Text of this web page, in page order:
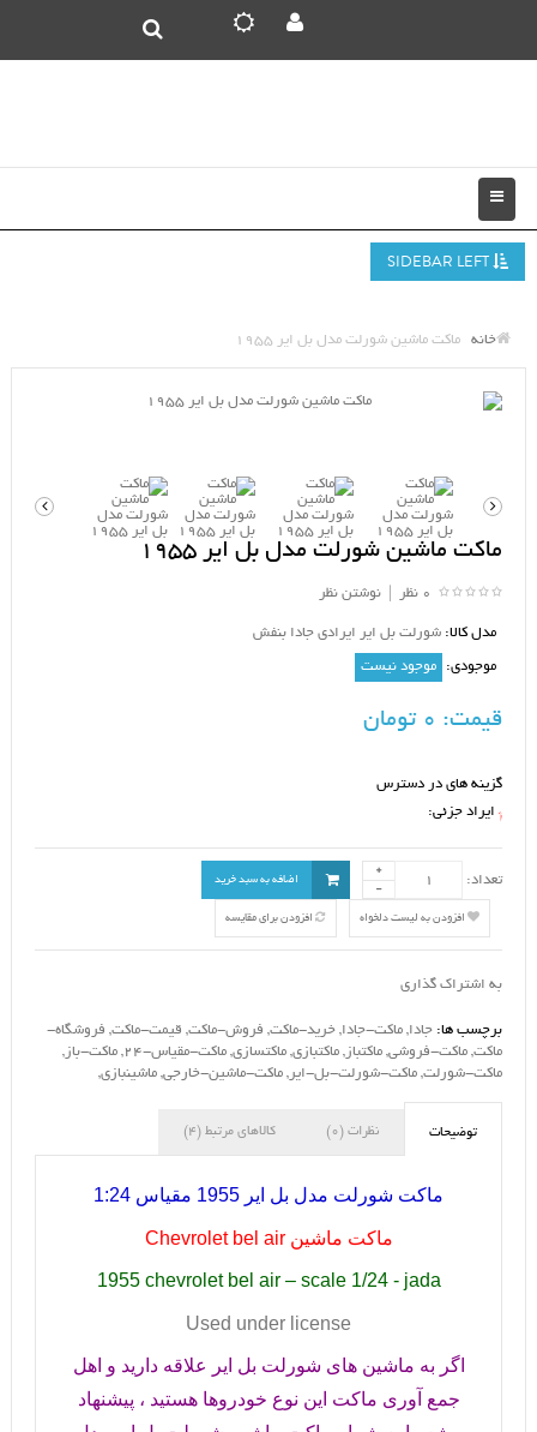
خانه ماکت ماشین شورلت مدل بل ایر 1955
ماکت ماشین شورلت مدل بل ایر 1955
0 نظر نوشتن نظر
مدل کالا: شورلت بل ایر ایرادی جادا بنفش
موجودی: موجود نیست
قیمت:
گزینه های در دسترس
* ایراد جزئی:
تعداد: اضافه به سبد خرید
افزودن به لیست دلخواه افزودن برای مقایسه
به اشتراک گذاری
برچسب ها: جادا, ماکت-جادا, خرید-ماکت, فروش-ماکت, قیمت-ماکت, فروشگاه-
ماکت, ماکت-فروشی, ماکتباز , ماکتبازی, ماکتسازی, ماکت-مقیاس-24 , ماکت-باز ,
ماکت-شورلت, ماکت-شورلت-بل-ایر , ماکت-ماشین-خارجی, ماشینبازی,
توضیحات نظرات (0) کالاهای مرتبط (4)
ماکت شورلت مدل بل ایر 1955 مقیاس 1:24
ماکت ماشینChevrolet bel air
1955 chevrolet bel air – scale 1/24 - jada
Used under license
اگر به ماشین های شورلت بل ایر علاقه دارید و اهل
جمع آوری ماکت این نوع خودروها هستید ، پیشنهاد